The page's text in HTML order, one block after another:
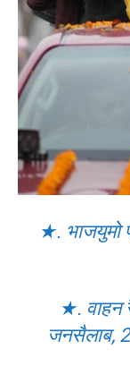
★. भाजयुमो
★. वाहन
जनसैलाब,